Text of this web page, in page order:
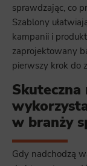
sprawdzając, co
Szablony
kampanii i
zaprojektowany
pierwszy krok do
w branży
Gdy nadchodzą